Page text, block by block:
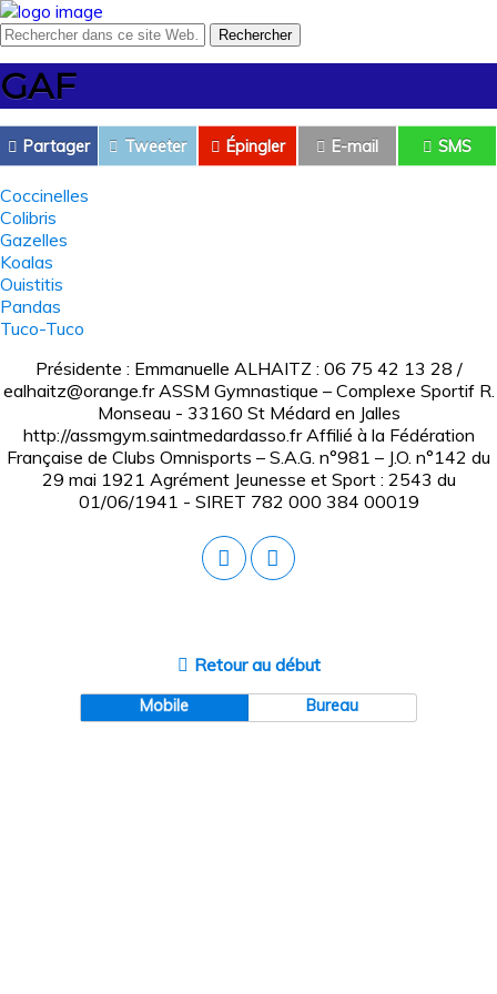
GAF
Partager Tweeter Épingler E-mail SMS
Coccinelles
Colibris
Gazelles
Koalas
Ouistitis
Pandas
Tuco-Tuco
Présidente : Emmanuelle ALHAITZ : 06 75 42 13 28 /
ealhaitz@orange.fr ASSM Gymnastique – Complexe Sportif R.
Monseau - 33160 St Médard en Jalles
http://assmgym.saintmedardasso.fr Affilié à la Fédération
Française de Clubs Omnisports – S.A.G. n°981 – J.O. n°142 du
29 mai 1921 Agrément Jeunesse et Sport : 2543 du
01/06/1941 - SIRET 782 000 384 00019
Retour au début
Mobile Bureau